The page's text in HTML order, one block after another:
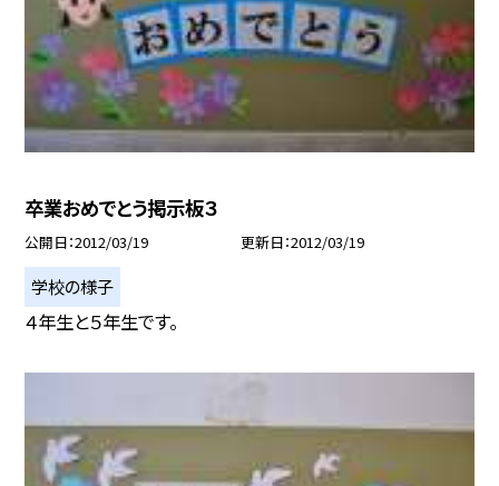
卒業おめでとう掲示板３
公開日 2012/03/19 更新日 2012/03/19
学校の様子
４年生と５年生です。